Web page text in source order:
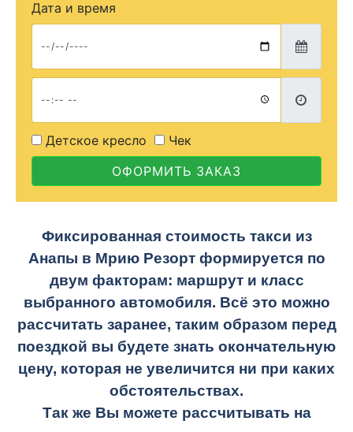
Дата и время
Детское кресло
Чек
ОФОРМИТЬ ЗАКАЗ
Фиксированная стоимость такси из
Анапы в Мрию Резорт формируется по
двум факторам: маршрут и класс
выбранного автомобиля. Всё это можно
рассчитать заранее, таким образом перед
поездкой вы будете знать окончательную
цену, которая не увеличится ни при каких
обстоятельствах.
Так же Вы можете рассчитывать на